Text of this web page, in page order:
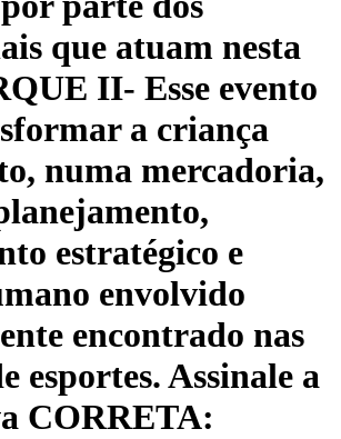
que atuam nesta
II- Esse evento
a criança
numa mercadoria,
estratégico e
envolvido
encontrado nas
esportes. Assinale a
CORRETA: